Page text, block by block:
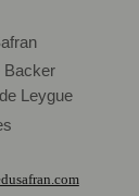
Backer
Leygue